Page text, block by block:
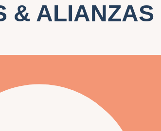
democracia. Te apoyamos en
& ALIANZAS
servir